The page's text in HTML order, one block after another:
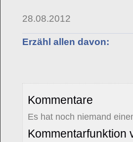
28.08.2012
Erzähl allen davon:
Kommentare
Es hat noch niemand
Kommentarfunktion